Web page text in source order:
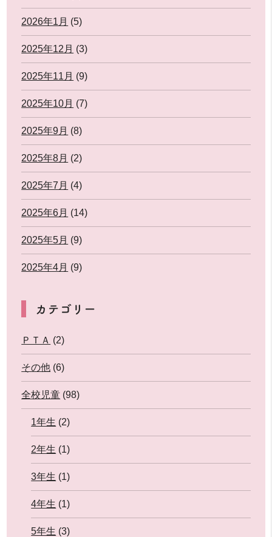
2026年1月 (5)
2025年12月 (3)
2025年11月 (9)
2025年10月 (7)
2025年9月 (8)
2025年8月 (2)
2025年7月 (4)
2025年6月 (14)
2025年5月 (9)
2025年4月 (9)
カテゴリー
ＰＴＡ (2)
その他 (6)
全校児童 (98)
1年生 (2)
2年生 (1)
3年生 (1)
4年生 (1)
5年生 (3)